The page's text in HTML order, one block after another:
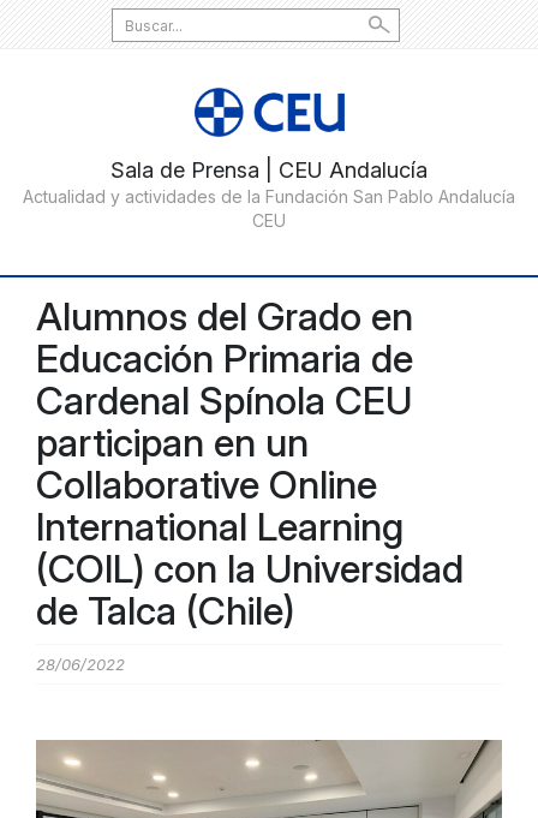
Search
for:
Alumnos del Grado en
Educación Primaria de
Cardenal Spínola CEU
participan en un
Collaborative Online
International Learning
(COIL) con la Universidad
de Talca (Chile)
28/06/2022